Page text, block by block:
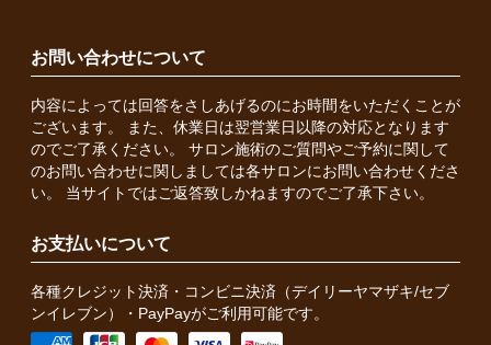
お問い合わせについて
内容によっては回答をさしあげるのにお時間をいただくことが
ございます。 また、休業日は翌営業日以降の対応となります
のでご了承ください。 サロン施術のご質問やご予約に関して
のお問い合わせに関しましては各サロンにお問い合わせくださ
い。 当サイトではご返答致しかねますのでご了承下さい。
お支払いについて
各種クレジット決済・コンビニ決済（デイリーヤマザキ/セブ
ンイレブン）・PayPayがご利用可能です。